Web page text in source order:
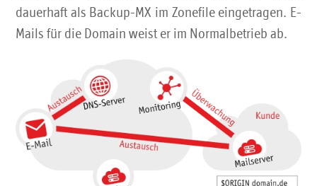
Kontakt
dauerhaft als Backup-MX im Zonefile eingetragen. E-
Mails für die Domain weist er im Normalbetrieb ab.